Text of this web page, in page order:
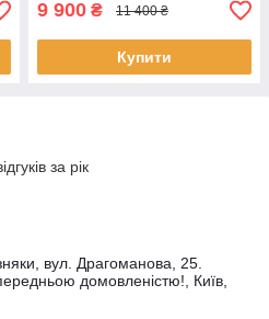
9 900 ₴ 11 400 ₴
Купити
за рік
вул. Драгоманова, 25.
домовленістю!, Київ,